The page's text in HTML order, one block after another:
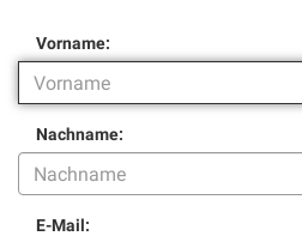
Vorname:
Nachname:
E-Mail: